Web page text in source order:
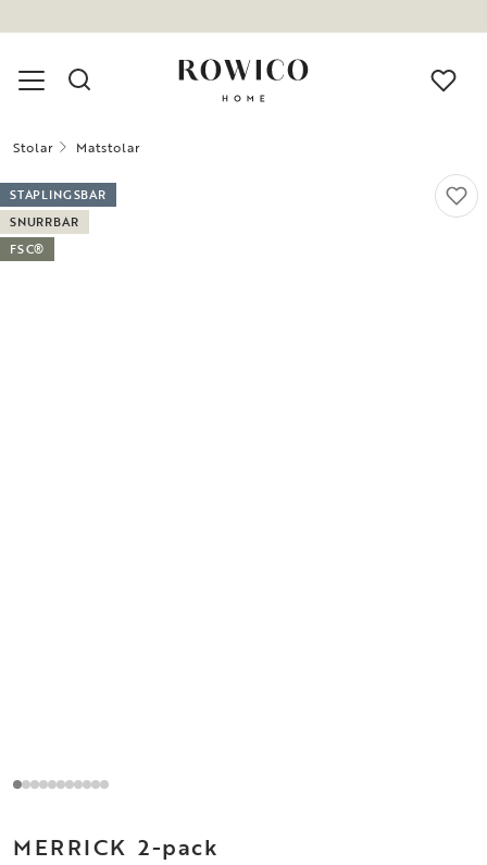
Stolar Matstolar
STAPLINGSBAR
SNURRBAR
FSC®
MERRICK 2-pack